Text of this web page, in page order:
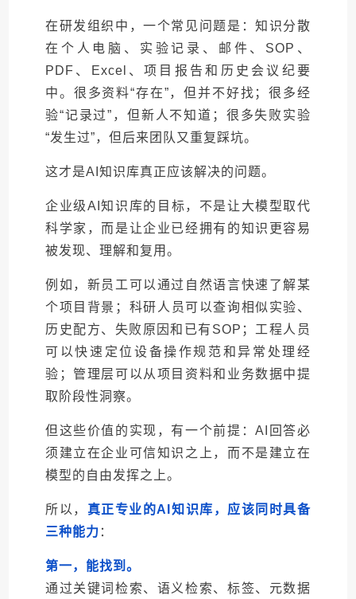
在研发组织中，一个常见问题是：知识分散
在个人电脑、实验记录、邮件、SOP、
PDF、Excel、项目报告和历史会议纪要
中。很多资料“存在”，但并不好找；很多经
验“记录过”，但新人不知道；很多失败实验
“发生过”，但后来团队又重复踩坑。
这才是AI知识库真正应该解决的问题。
企业级AI知识库的目标，不是让大模型取代
科学家，而是让企业已经拥有的知识更容易
被发现、理解和复用。
例如，新员工可以通过自然语言快速了解某
个项目背景；科研人员可以查询相似实验、
历史配方、失败原因和已有SOP；工程人员
可以快速定位设备操作规范和异常处理经
验；管理层可以从项目资料和业务数据中提
取阶段性洞察。
但这些价值的实现，有一个前提：AI回答必
须建立在企业可信知识之上，而不是建立在
模型的自由发挥之上。
所以， 真正专业的AI知识库，应该同时具备
三种能力 ：
第一，能找到。
通过关键词检索、语义检索、标签、元数据